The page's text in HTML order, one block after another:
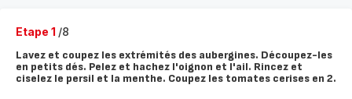
Etape 1 /8
Lavez et coupez les extrémités des aubergines. Découpez-les
en petits dés. Pelez et hachez l'oignon et l'ail. Rincez et
ciselez le persil et la menthe. Coupez les tomates cerises en 2.